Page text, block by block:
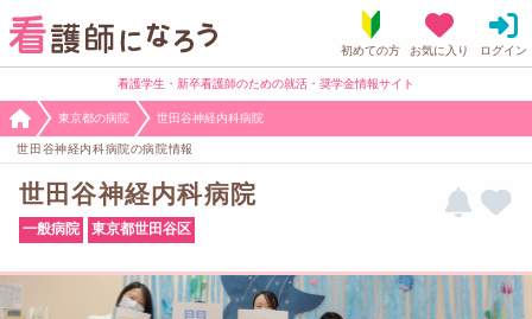
看護学生・新卒看護師のための就活・奨学金情報サイト
東京都の病院 世田谷神経内科病院
世田谷神経内科病院の病院情報
世田谷神経内科病院
一般病院 東京都世田谷区